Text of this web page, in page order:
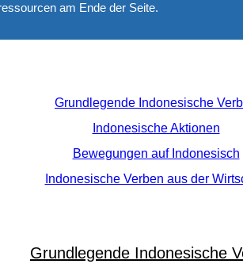
am Ende der Seite.
Grundlegende Indonesische
Indonesische Aktionen
Bewegungen auf Indonesisch
Indonesische Verben aus der
Grundlegende Indonesische